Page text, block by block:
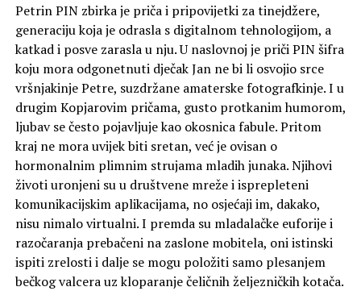
Petrin PIN zbirka je priča i pripovijetki za tinejdžere,
generaciju koja je odrasla s digitalnom tehnologijom, a
katkad i posve zarasla u nju. U naslovnoj je priči PIN šifra
koju mora odgonetnuti dječak Jan ne bi li osvojio srce
vršnjakinje Petre, suzdržane amaterske fotografkinje. I u
drugim Kopjarovim pričama, gusto protkanim humorom,
ljubav se često pojavljuje kao okosnica fabule. Pritom
kraj ne mora uvijek biti sretan, već je ovisan o
hormonalnim plimnim strujama mladih junaka. Njihovi
životi uronjeni su u društvene mreže i isprepleteni
komunikacijskim aplikacijama, no osjećaji im, dakako,
nisu nimalo virtualni. I premda su mladalačke euforije i
razočaranja prebačeni na zaslone mobitela, oni istinski
ispiti zrelosti i dalje se mogu položiti samo plesanjem
bečkog valcera uz kloparanje čeličnih željezničkih kotača.